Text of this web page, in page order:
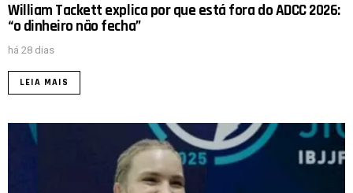
William Tackett explica por que está fora do ADCC 2026:
“o dinheiro não fecha”
há 28 dias
LEIA MAIS